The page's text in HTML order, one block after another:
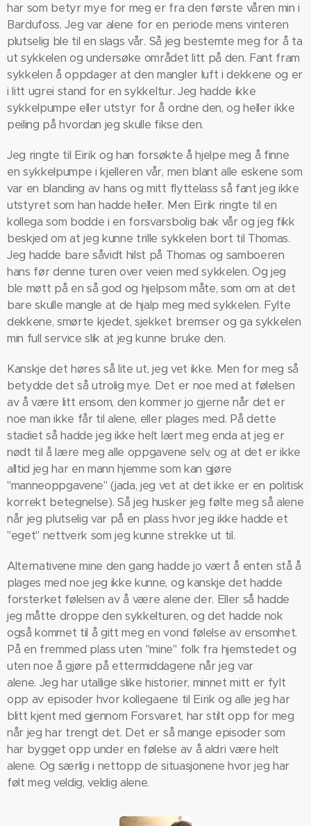
har som betyr mye for meg er fra den første våren min i
Bardufoss. Jeg var alene for en periode mens vinteren
plutselig ble til en slags vår. Så jeg bestemte meg for å ta
ut sykkelen og undersøke området litt på den. Fant fram
sykkelen å oppdager at den mangler luft i dekkene og er
i litt ugrei stand for en sykkeltur. Jeg hadde ikke
sykkelpumpe eller utstyr for å ordne den, og heller ikke
peiling på hvordan jeg skulle fikse den.
Jeg ringte til Eirik og han forsøkte å hjelpe meg å finne
en sykkelpumpe i kjelleren vår, men blant alle eskene som
var en blanding av hans og mitt flyttelass så fant jeg ikke
utstyret som han hadde heller. Men Eirik ringte til en
kollega som bodde i en forsvarsbolig bak vår og jeg fikk
beskjed om at jeg kunne trille sykkelen bort til Thomas.
Jeg hadde bare såvidt hilst på Thomas og samboeren
hans før denne turen over veien med sykkelen. Og jeg
ble møtt på en så god og hjelpsom måte, som om at det
bare skulle mangle at de hjalp meg med sykkelen. Fylte
dekkene, smørte kjedet, sjekket bremser og ga sykkelen
min full service slik at jeg kunne bruke den.
Kanskje det høres så lite ut, jeg vet ikke. Men for meg så
betydde det så utrolig mye. Det er noe med at følelsen
av å være litt ensom, den kommer jo gjerne når det er
noe man ikke får til alene, eller plages med. På dette
stadiet så hadde jeg ikke helt lært meg enda at jeg er
nødt til å lære meg alle oppgavene selv, og at det er ikke
alltid jeg har en mann hjemme som kan gjøre
"manneoppgavene" (jada, jeg vet at det ikke er en politisk
korrekt betegnelse). Så jeg husker jeg følte meg så alene
når jeg plutselig var på en plass hvor jeg ikke hadde et
"eget" nettverk som jeg kunne strekke ut til.
Alternativene mine den gang hadde jo vært å enten stå å
plages med noe jeg ikke kunne, og kanskje det hadde
forsterket følelsen av å være alene der. Eller så hadde
jeg måtte droppe den sykkelturen, og det hadde nok
også kommet til å gitt meg en vond følelse av ensomhet.
På en fremmed plass uten "mine" folk fra hjemstedet og
uten noe å gjøre på ettermiddagene når jeg var
alene. Jeg har utallige slike historier, minnet mitt er fylt
opp av episoder hvor kollegaene til Eirik og alle jeg har
blitt kjent med gjennom Forsvaret, har stilt opp for meg
når jeg har trengt det. Det er så mange episoder som
har bygget opp under en følelse av å aldri være helt
alene. Og særlig i nettopp de situasjonene hvor jeg har
følt meg veldig, veldig alene.